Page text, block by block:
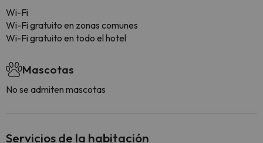
Wi-Fi
Wi-Fi gratuito en zonas comunes
Wi-Fi gratuito en todo el hotel
Mascotas
No se admiten mascotas
Servicios de la habitación